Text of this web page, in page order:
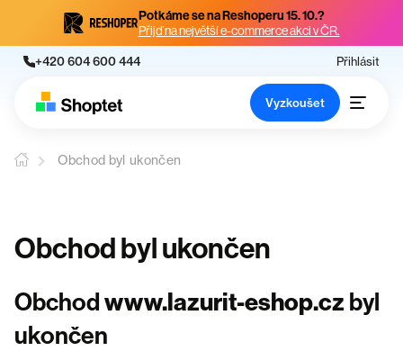
Potkáme se na Reshoperu 15. 10.?
Přijď na největší e-commerce akci v ČR.
+420 604 600 444 Přihlásit
Vyzkoušet
Obchod byl ukončen
Obchod byl ukončen
Obchodwww.lazurit-eshop.cz byl
ukončen